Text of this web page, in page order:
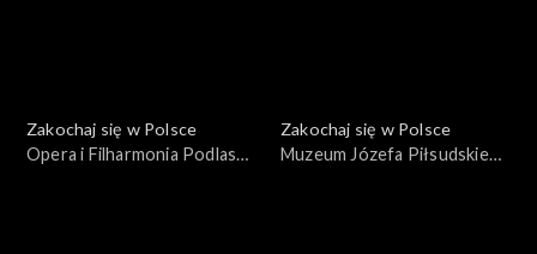
Zakochaj się w Polsce
Opera i Filharmonia Podlaska
Zakochaj się w Polsce
Muzeum Józefa Piłsudskiego